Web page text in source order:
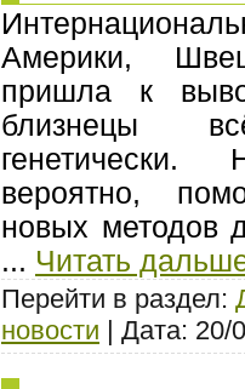
Америки,
пришла к
близнецы
генетически.
вероятно,
новых методов
... Читать
Перейти в раздел:
новости | Дата: 20/